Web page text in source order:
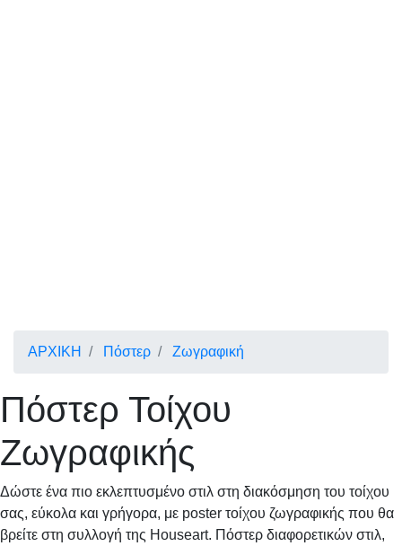
ΑΡΧΙΚΗ Πόστερ Ζωγραφική
Πόστερ Τοίχου
Ζωγραφικής
Δώστε ένα πιο εκλεπτυσμένο στιλ στη διακόσμηση του τοίχου
σας, εύκολα και γρήγορα, με poster τοίχου ζωγραφικής που θα
βρείτε στη συλλογή της Houseart. Πόστερ διαφορετικών στιλ,